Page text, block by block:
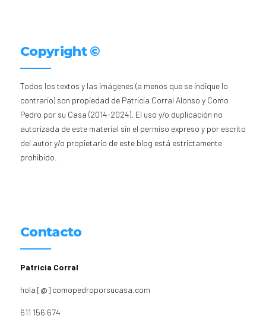
Copyright ©
Todos los textos y las imágenes (a menos que se indique lo
contrario) son propiedad de Patricia Corral Alonso y Como
Pedro por su Casa (2014-2024). El uso y/o duplicación no
autorizada de este material sin el permiso expreso y por escrito
del autor y/o propietario de este blog está estrictamente
prohibido.
Contacto
Patricia Corral
hola [@] comopedroporsucasa.com
611 156 674